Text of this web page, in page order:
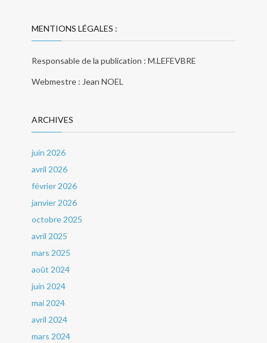
MENTIONS LÉGALES :
Responsable de la publication : M.LEFEVBRE
Webmestre : Jean NOEL
ARCHIVES
juin 2026
avril 2026
février 2026
janvier 2026
octobre 2025
avril 2025
mars 2025
août 2024
juin 2024
mai 2024
avril 2024
mars 2024